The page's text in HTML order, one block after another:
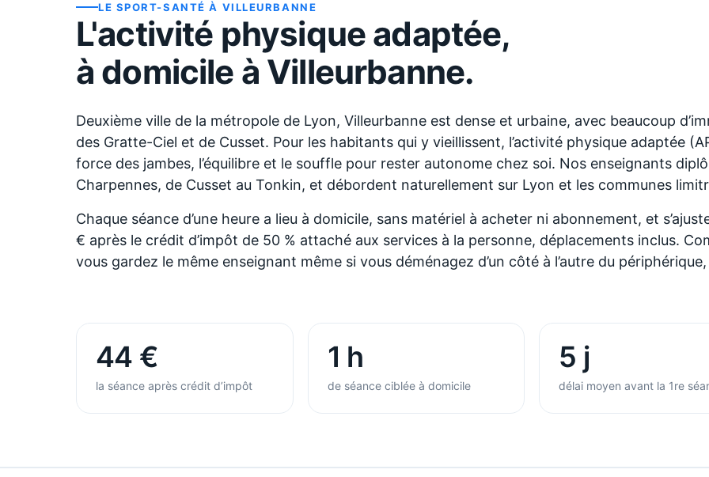
LE SPORT-SANTÉ À VILLEURBANNE
L'activité physique adaptée,
à domicile à Villeurbanne.
Deuxième ville de la métropole de Lyon, Villeurbanne est dense et urbaine, avec beaucoup
des Gratte-Ciel et de Cusset. Pour les habitants qui y vieillissent, l’activité physique adaptée
force des jambes, l’équilibre et le souffle pour rester autonome chez soi. Nos enseignants
Charpennes, de Cusset au Tonkin, et débordent naturellement sur Lyon et les communes
Chaque séance d’une heure a lieu à domicile, sans matériel à acheter ni abonnement, et
€ après le crédit d’impôt de 50 % attaché aux services à la personne, déplacements inclus.
vous gardez le même enseignant même si vous déménagez d’un côté à l’autre du
44 €
la séance après crédit d’impôt
1 h
de séance ciblée à domicile
5 j
délai moyen avant la 1re